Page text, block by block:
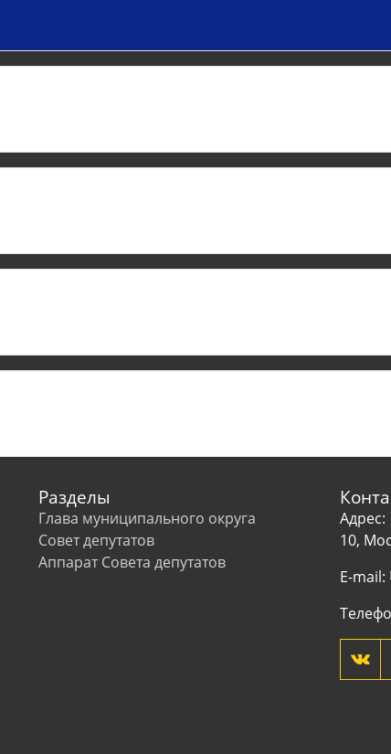
Разделы
Глава муниципального округа
Совет депутатов
Аппарат Совета депутатов
10,
E-mail: